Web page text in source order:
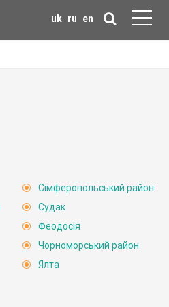
uk ru en
Сімферопольський район
Судак
Феодосія
Чорноморський район
Ялта